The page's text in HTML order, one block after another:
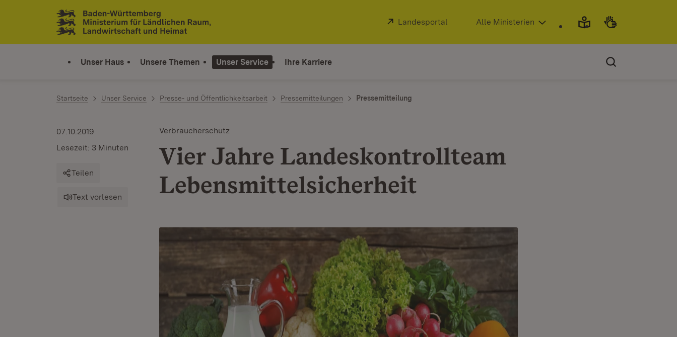
Zum Inhalt springen
Link zur Startseite
Extern:
Landesportal (Öffnet in neuem Fenster)
Alle Ministerien
Unser Haus Unsere Themen Unser Service Ihre Karriere
Startseite Unser Service Presse- und Öffentlichkeitsarbeit Pressemitteilungen Pressemitteilung
Verbraucherschutz
Vier Jahre Landeskontrollteam
Lebensmittelsicherheit
07.10.2019
Lesezeit: 3 Minuten
Teilen
Text vorlesen